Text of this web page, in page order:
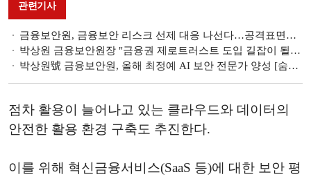
관련기사
금융보안원, 금융보안 리스크 선제 대응 나선다…공격표면관리 기술 연구
박상원 금융보안원장 "금융권 제로트러스트 도입 길잡이 될 것”
박상원號 금융보안원, 올해 최정예 AI 보안 전문가 양성 [숨은 영웅 금융공기업]
점차 활용이 늘어나고 있는 클라우드와 데이터의
안전한 활용 환경 구축도 추진한다.
이를 위해 혁신금융서비스(SaaS 등)에 대한 보안 평